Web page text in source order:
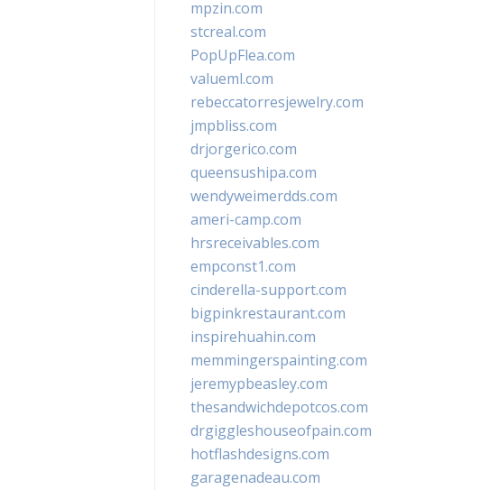
mpzin.com
stcreal.com
PopUpFlea.com
valueml.com
rebeccatorresjewelry.com
jmpbliss.com
drjorgerico.com
queensushipa.com
wendyweimerdds.com
ameri-camp.com
hrsreceivables.com
empconst1.com
cinderella-support.com
bigpinkrestaurant.com
inspirehuahin.com
memmingerspainting.com
jeremypbeasley.com
thesandwichdepotcos.com
drgiggleshouseofpain.com
hotflashdesigns.com
garagenadeau.com